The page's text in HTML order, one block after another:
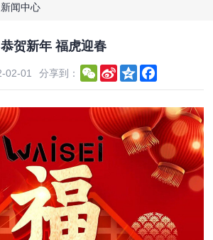
新闻中心
恭贺新年 福虎迎春
02-01 分享到： WeChat
Sina
Weibo
Qzone